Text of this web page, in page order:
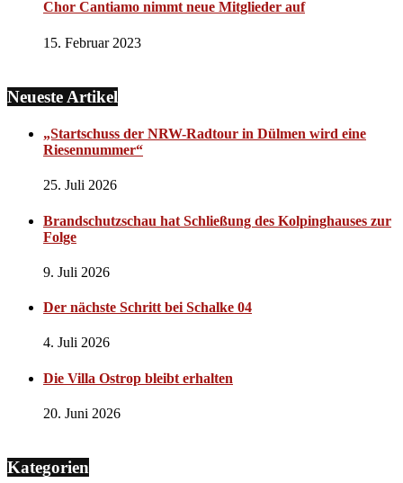
Chor Cantiamo nimmt neue Mitglieder auf
15. Februar 2023
Neueste Artikel
„Startschuss der NRW-Radtour in Dülmen wird eine
Riesennummer“
25. Juli 2026
Brandschutzschau hat Schließung des Kolpinghauses zur
Folge
9. Juli 2026
Der nächste Schritt bei Schalke 04
4. Juli 2026
Die Villa Ostrop bleibt erhalten
20. Juni 2026
Kategorien